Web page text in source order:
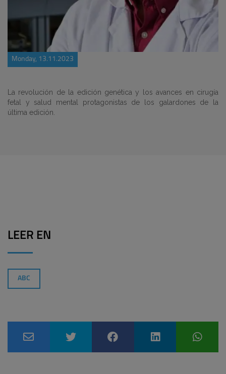
Monday, 13.11.2023
La revolución de la edición genética y los avances en cirugía
fetal y salud mental protagonistas de los galardones de la
última edición.
LEER EN
ABC